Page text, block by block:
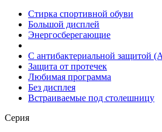
Стирка спортивной обуви
Большой дисплей
Энергосберегающие
С антибактериальной защитой
Защита от протечек
Любимая программа
Без дисплея
Встраиваемые под столешницу
Серия